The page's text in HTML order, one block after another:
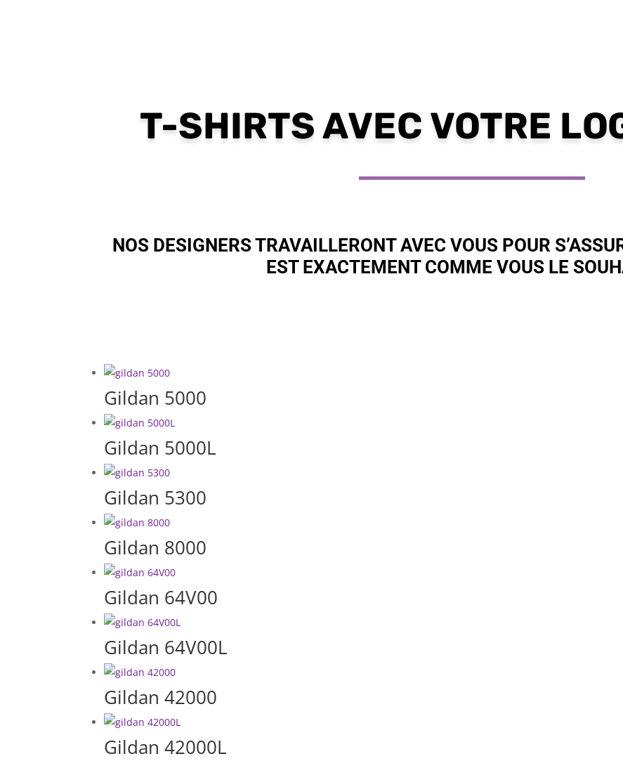
T-SHIRTS AVEC VOTRE
NOS DESIGNERS TRAVAILLERONT AVEC VOUS POUR
EST EXACTEMENT COMME VOUS LE
Gildan 5000
Gildan 5000L
Gildan 5300
Gildan 8000
Gildan 64V00
Gildan 64V00L
Gildan 42000
Gildan 42000L